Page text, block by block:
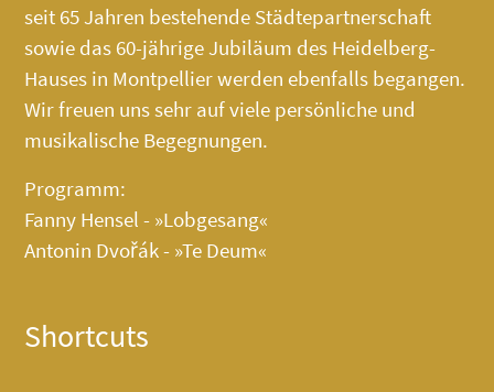
seit 65 Jahren bestehende Städtepartnerschaft
sowie das 60-jährige Jubiläum des Heidelberg-
Hauses in Montpellier werden ebenfalls begangen.
Wir freuen uns sehr auf viele persönliche und
musikalische Begegnungen.
Programm:
Fanny Hensel - »Lobgesang«
Antonin Dvořák - »Te Deum«
Shortcuts